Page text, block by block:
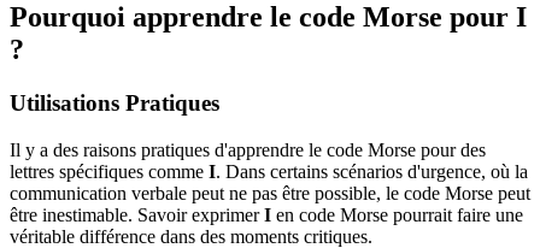
Pourquoi apprendre le code Morse pour I
?
Utilisations Pratiques
Il y a des raisons pratiques d'apprendre le code Morse pour des
lettres spécifiques comme I. Dans certains scénarios d'urgence, où la
communication verbale peut ne pas être possible, le code Morse peut
être inestimable. Savoir exprimerI en code Morse pourrait faire une
véritable différence dans des moments critiques.